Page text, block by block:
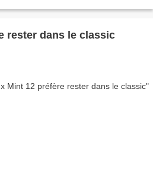
rester dans le classic